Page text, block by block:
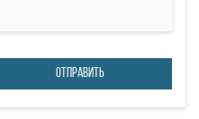
ОТПРАВИТЬ